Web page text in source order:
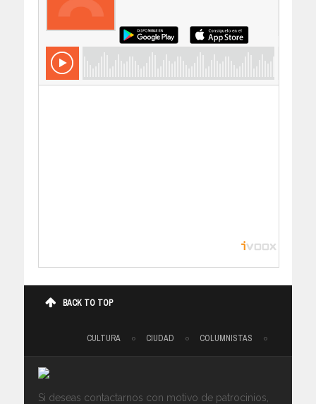
BACK TO TOP
CULTURA CIUDAD COLUMNISTAS
Si deseas contactarnos con motivo de patrocinios,